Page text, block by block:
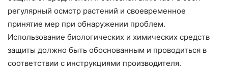
регулярный осмотр растений и своевременное
принятие мер при обнаружении проблем.
Использование биологических и химических средств
защиты должно быть обоснованным и проводиться в
соответствии с инструкциями производителя.